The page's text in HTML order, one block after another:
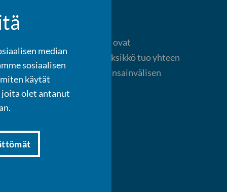
median
sosiaalisen
käytät
olet antanut
jonka lähtökohdat ovat
tavoissa. Huippuyksikkö tuo yhteen
sekä kansainvälisen